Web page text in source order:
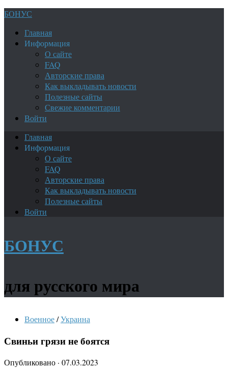
БОНУС
Главная
Информация
О сайте
FAQ
Авторские права
Как выкладывать новости
Полезные сайты
Свежие комментарии
Войти
Главная
Информация
О сайте
FAQ
Авторские права
Как выкладывать новости
Полезные сайты
Войти
БОНУС
для русского мира
Военное/Украина
Свиньи грязи не боятся
Опубликовано · 07.03.2023